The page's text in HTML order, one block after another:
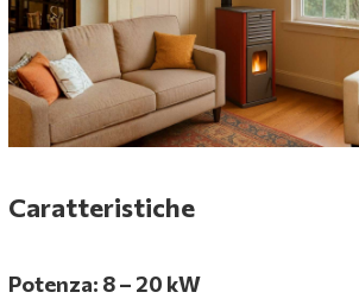
Caratteristiche
Potenza: 8 – 20 kW